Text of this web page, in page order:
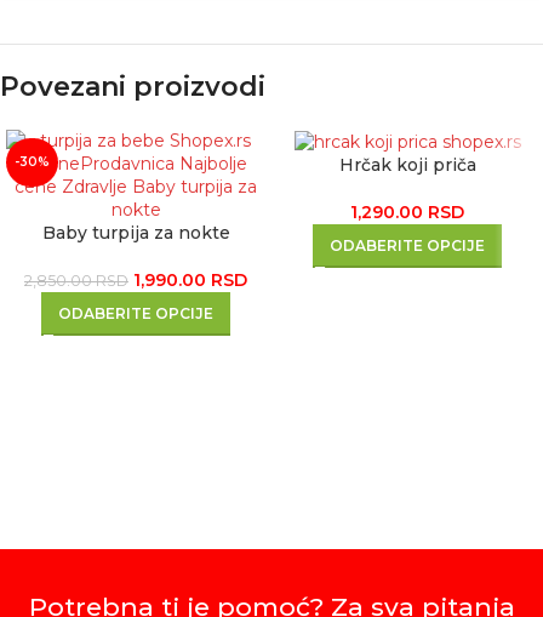
Povezani proizvodi
-30%
Baby turpija za nokte
2,850.00RSD 1,990.00 RSD
ODABERITE OPCIJE
Hrčak koji priča
1,290.00 RSD
ODABERITE OPCIJE
Potrebna ti je pomoć? Za sva pitanja